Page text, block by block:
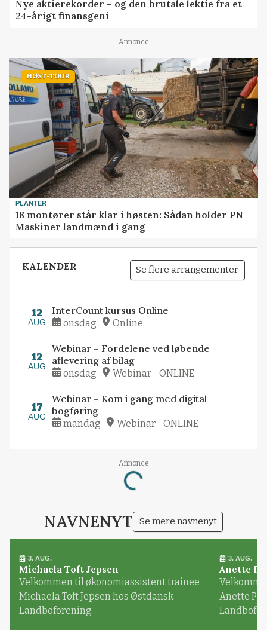
Nye aktierekorder – og den brutale lektie fra et
24-årigt finansgeni
Annonce
HØST-TOUR
PLANTER
18 montører står klar i høsten: Sådan holder PN
Maskiner landmænd i gang
KALENDER Se flere arrangementer
12
AUG
InterCount kursus Online
onsdag Online
12
AUG
Webinar – Fordelene ved løbende
aflevering af bilag
onsdag Webinar - ONLINE
17
AUG
Webinar – Kom i gang med digital
bogføring
mandag Webinar - ONLINE
Annonce
Loading...
NAVNENYT Se mere navnenyt
3. AUG.
Michaela Toft Jepsen
Velkommen til økonomiassistent trainee
Michaela Toft Jepsen hos Østdansk
Landboforening
3. AUG.
Anette
Anette